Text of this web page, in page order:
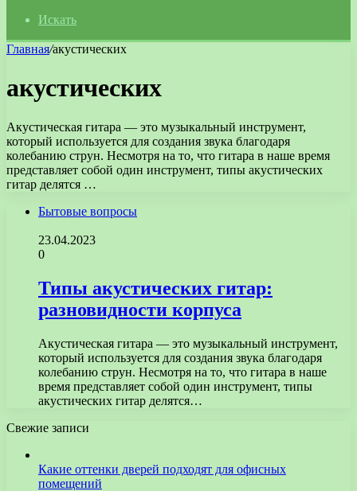
Искать
Главная/акустических
акустических
Акустическая гитара — это музыкальный инструмент,
который используется для создания звука благодаря
колебанию струн. Несмотря на то, что гитара в наше время
представляет собой один инструмент, типы акустических
гитар делятся …
Бытовые вопросы
23.04.2023
0
Типы акустических гитар:
разновидности корпуса
Акустическая гитара — это музыкальный инструмент,
который используется для создания звука благодаря
колебанию струн. Несмотря на то, что гитара в наше
время представляет собой один инструмент, типы
акустических гитар делятся…
Свежие записи
Какие оттенки дверей подходят для офисных
помещений